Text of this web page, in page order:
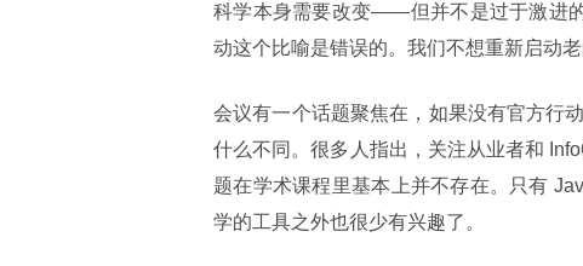
科学本身需要改变——但并不是过于激进
动这个比喻是错误的。我们不想重新启动
会议有一个话题聚焦在，如果没有官方行
什么不同。很多人指出，关注从业者和
题在学术课程里基本上并不存在。只有
学的工具之外也很少有兴趣了。